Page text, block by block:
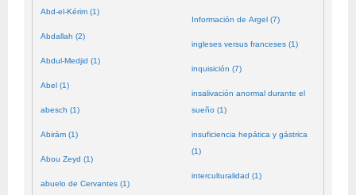
Abd-el-Kérim (1)
Abdallah (2)
Abdul-Medjid (1)
Abel (1)
abesch (1)
Abirám (1)
Abou Zeyd (1)
abuelo de Cervantes (1)
Información de Argel (7)
ingleses versus franceses (1)
inquisición (7)
insalivación anormal durante el
sueño (1)
insuficiencia hepática y gástrica
(1)
interculturalidad (1)